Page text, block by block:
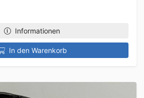
Informationen
In den Warenkorb